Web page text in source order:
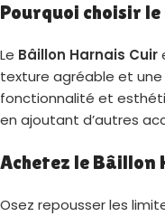
Pourquoi choisir
Le Bâillon Harnais Cuir
texture agréable et une
fonctionnalité et
en ajoutant d’autres
Achetez le
Osez repousser les